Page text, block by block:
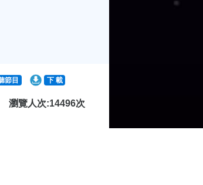
節目 下 載
瀏覽人次:14496次